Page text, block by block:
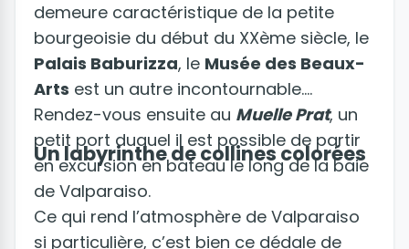
demeure caractéristique de la petite
bourgeoisie du début du XXème siècle, le
Palais Baburizza, le Musée des Beaux-
Arts est un autre incontournable.
Rendez-vous ensuite au Muelle Prat, un
petit port duquel il est possible de partir
en excursion en bateau le long de la baie
de Valparaiso.
Un labyrinthe de collines colorées
Ce qui rend l’atmosphère de Valparaiso
si particulière, c’est bien ce dédale de